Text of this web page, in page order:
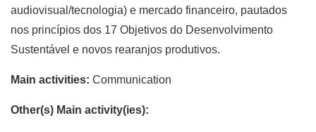
audiovisual/tecnologia) e mercado financeiro, pautados
nos princípios dos 17 Objetivos do Desenvolvimento
Sustentável e novos rearanjos produtivos.
Main activities: Communication
Other(s) Main activity(ies):